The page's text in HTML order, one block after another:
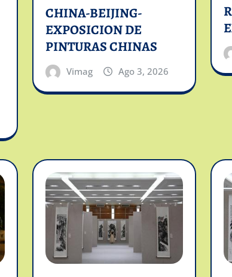
CHINA-BEIJING-
EXPOSICION DE
PINTURAS CHINAS
Vimag Ago 3, 2026